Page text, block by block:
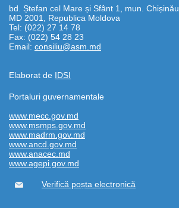
medical
bd. Ștefan cel Mare și Sfânt 1, mun. Chișinău
MD 2001, Republica Moldova
Tel: (022) 27 14 78
Fax: (022) 54 28 23
Email: consiliu@asm.md
Elaborat de IDSI
Portaluri guvernamentale
www.mecc.gov.md
www.msmps.gov.md
www.madrm.gov.md
www.ancd.gov.md
www.anacec.md
www.agepi.gov.md
Verifică poșta electronică